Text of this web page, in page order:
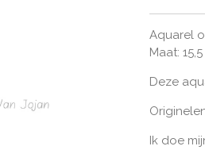
Aquarel
Maat:
Deze
Ik doe